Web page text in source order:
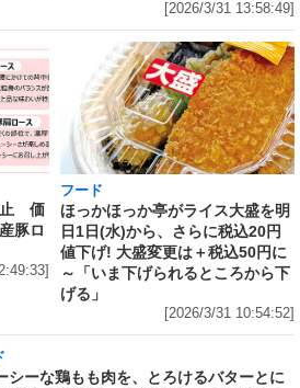
[2026/3/31 13:58:49]
止 価
豚ロ
フード
ほっかほっか亭がライス大盛を明
日1日(水)から、さらに税込20円
値下げ! 大盛変更は＋税込50円に
～「いま下げられるところから下
げる」
[2026/3/31 10:54:52]
シーな鶏もも肉を、とろけるバターとに